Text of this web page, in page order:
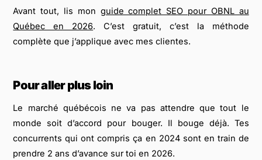
Avant tout, lis mon guide complet SEO pour OBNL au
Québec en 2026. C’est gratuit, c’est la méthode
complète que j’applique avec mes clientes.
Pour aller plus loin
Le marché québécois ne va pas attendre que tout le
monde soit d’accord pour bouger. Il bouge déjà. Tes
concurrents qui ont compris ça en 2024 sont en train de
prendre 2 ans d’avance sur toi en 2026.